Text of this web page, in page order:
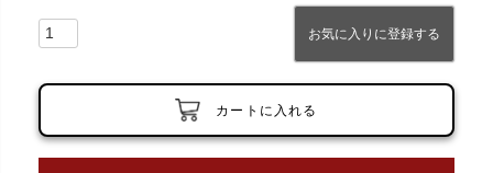
お気に入りに登録する
カートに入れる